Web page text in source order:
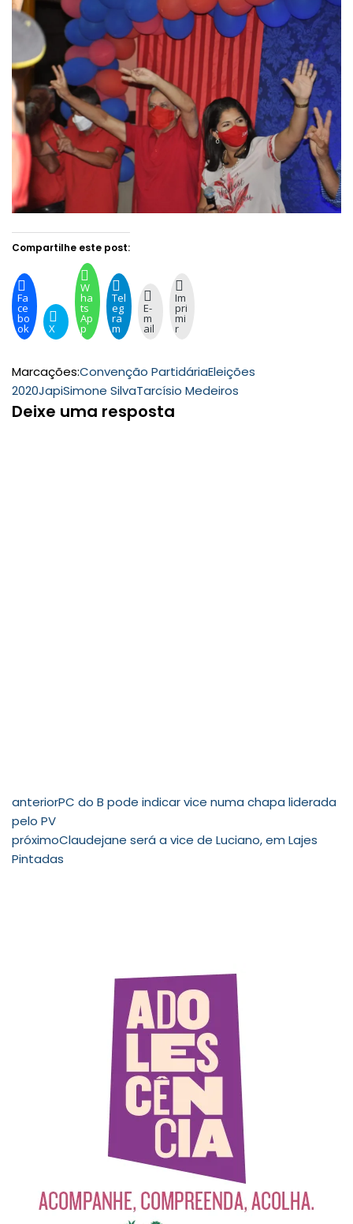
Compartilhe este post:
Fa
ce
bo
ok X
W
ha
ts
Ap
p
Tel
eg
ra
m
E-
m
ail
Im
pri
mi
r
Marcações:Convenção PartidáriaEleições
2020JapiSimone SilvaTarcísio Medeiros
Deixe uma resposta
anteriorPC do B pode indicar vice numa chapa liderada
pelo PV
próximoClaudejane será a vice de Luciano, em Lajes
Pintadas